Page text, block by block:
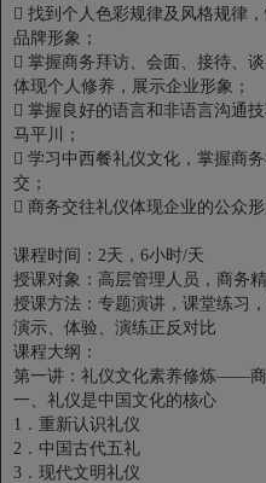
 找到个人色彩规律及风格规律
品牌形象；
 掌握商务拜访、会面、接待、
体现个人修养，展示企业形象；
 掌握良好的语言和非语言沟通
马平川；
 学习中西餐礼仪文化，掌握商
交；
 商务交往礼仪体现企业的公众
课程时间：2天，6小时/天
授课对象：高层管理人员，商务
授课方法：专题演讲，课堂练习
演示、体验、演练正反对比
课程大纲：
第一讲：礼仪文化素养修炼——
一、礼仪是中国文化的核心
1．重新认识礼仪
2．中国古代五礼
3．现代文明礼仪